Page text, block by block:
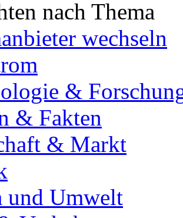
nach Thema
wechseln
&
& Fakten
& Markt
und Umwelt